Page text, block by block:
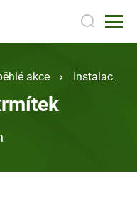
akce Instalace ptačích krmítek